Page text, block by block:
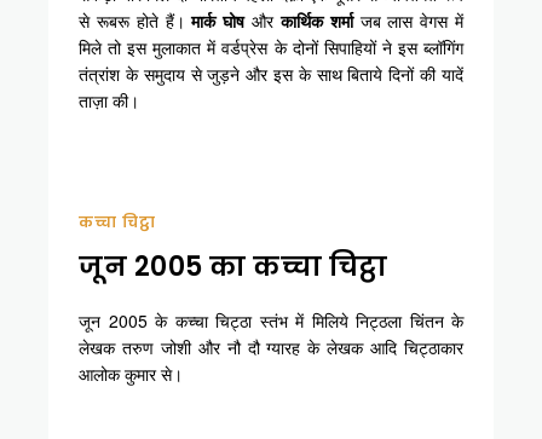
से रूबरू होते हैं।मार्क घोषऔरकार्थिक शर्माजब लास वेगस में
मिले तो इस मुलाकात में वर्डप्रेस के दोनों सिपाहियों ने इस ब्लॉगिंग
तंत्रांश के समुदाय से जुड़ने और इस के साथ बिताये दिनों की यादें
ताज़ा की।
कच्चा चिट्ठा
जून 2005 का कच्चा चिट्ठा
जून 2005 के कच्चा चिट्ठा स्तंभ में मिलिये निट्ठला चिंतन के
लेखक तरुण जोशी और नौ दौ ग्यारह के लेखक आदि चिट्ठाकार
आलोक कुमार से।